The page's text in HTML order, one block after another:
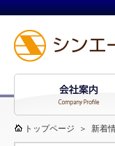
トップページ ＞ 新着